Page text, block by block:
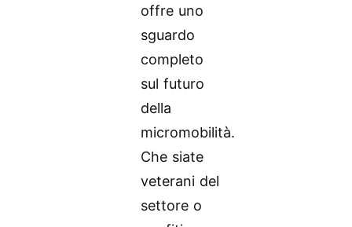
offre uno
sguardo
completo
sul futuro
della
micromobilità.
Che siate
veterani del
settore o